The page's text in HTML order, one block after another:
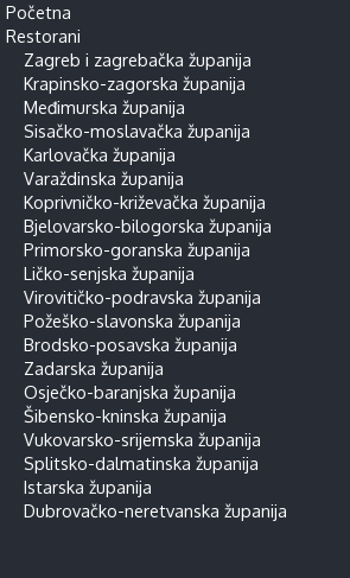
Početna
Restorani
Zagreb i zagrebačka županija
Krapinsko-zagorska županija
Međimurska županija
Sisačko-moslavačka županija
Karlovačka županija
Varaždinska županija
Koprivničko-križevačka županija
Bjelovarsko-bilogorska županija
Primorsko-goranska županija
Ličko-senjska županija
Virovitičko-podravska županija
Požeško-slavonska županija
Brodsko-posavska županija
Zadarska županija
Osječko-baranjska županija
Šibensko-kninska županija
Vukovarsko-srijemska županija
Splitsko-dalmatinska županija
Istarska županija
Dubrovačko-neretvanska županija